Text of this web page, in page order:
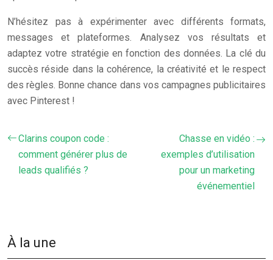
N’hésitez pas à expérimenter avec différents formats,
messages et plateformes. Analysez vos résultats et
adaptez votre stratégie en fonction des données. La clé du
succès réside dans la cohérence, la créativité et le respect
des règles. Bonne chance dans vos campagnes publicitaires
avec Pinterest !
Clarins coupon code :
comment générer plus de
leads qualifiés ?
Chasse en vidéo :
exemples d’utilisation
pour un marketing
événementiel
À la une